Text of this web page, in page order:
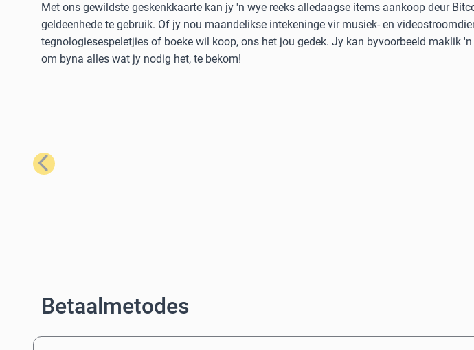
Met ons gewildste geskenkkaarte kan jy 'n wye reeks alledaagse items aankoop deur
geldeenhede te gebruik. Of jy nou maandelikse intekeninge vir musiek- en
tegnologiesespeletjies of boeke wil koop, ons het jou gedek. Jy kan byvoorbeeld maklik
om byna alles wat jy nodig het, te bekom!
Vorige
Betaalmetodes